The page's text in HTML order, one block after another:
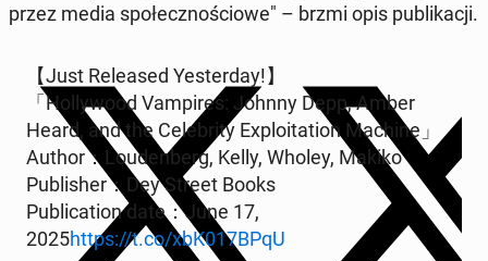
przez media spo­łecz­no­ścio­we" – brzmi opis pu­bli­ka­cji.
【Just Re­le­ased Yester­day!】
「Hol­ly­wo­od Vam­pi­res: Johnny Depp, Amber
Heard, and the Ce­le­bri­ty Explo­ita­tion Ma­chi­ne」
Au­tho­r：Lo­uden­berg, Kelly, Wholey, Makiko
Pu­bli­she­r：Dey Street Books
Pu­bli­ca­tion da­te­：Ju­ne 17,
2025https://t.co/xbK017BPqU